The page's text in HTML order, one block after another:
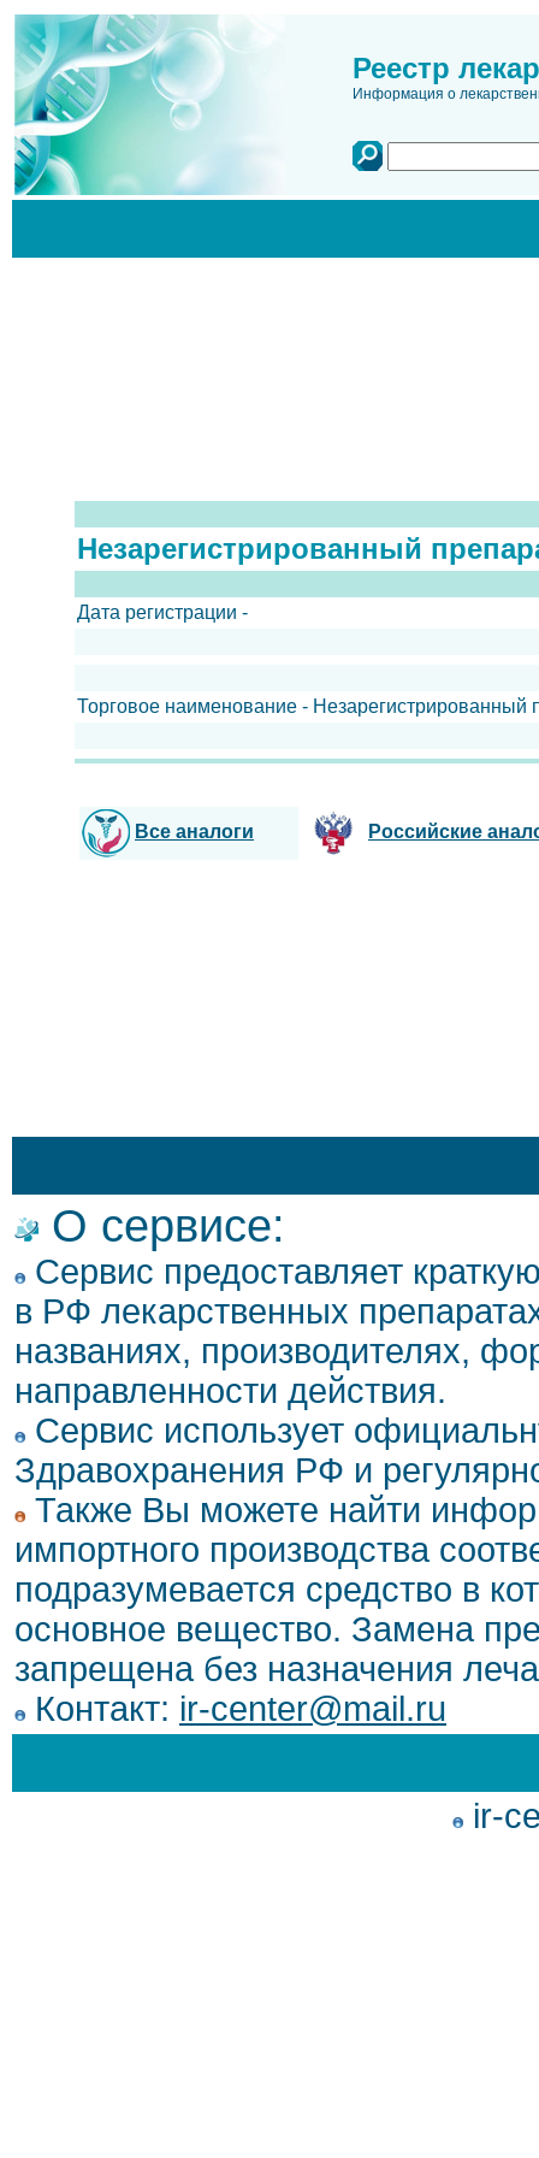
Реестр
Информация о
Незарегистрированный
Дата регистрации -
Торговое наименование - Незарегистрированный
Все аналоги Российские
О сервисе:
Сервис предоставляет
в РФ лекарственных
названиях, производителях,
направленности действия.
Сервис использует
Здравохранения РФ и
Также Вы можете найти
импортного производства
подразумевается средство в
основное вещество. Замена
запрещена без назначения
Контакт: ir-center@mail.ru
ir-